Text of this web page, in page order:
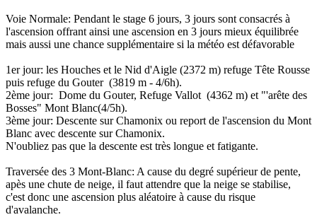
Voie Normale: Pendant le stage 6 jours, 3 jours sont consacrés à
l'ascension offrant ainsi une ascension en 3 jours mieux équilibrée
mais aussi une chance supplémentaire si la météo est défavorable
1er jour: les Houches et le Nid d'Aigle (2372 m) refuge Tête Rousse
puis refuge du Gouter (3819 m - 4/6h).
2ème jour: Dome du Gouter, Refuge Vallot (4362 m) et "'arête des
Bosses" Mont Blanc(4/5h).
3ème jour: Descente sur Chamonix ou report de l'ascension du Mont
Blanc avec descente sur Chamonix.
N'oubliez pas que la descente est très longue et fatigante.
Traversée des 3 Mont-Blanc: A cause du degré supérieur de pente,
apès une chute de neige, il faut attendre que la neige se stabilise,
c'est donc une ascension plus aléatoire à cause du risque
d'avalanche.